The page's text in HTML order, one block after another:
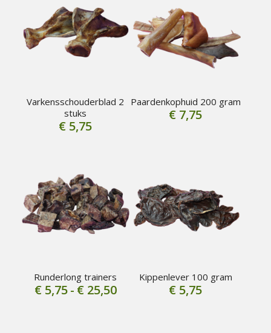
Varkensschouderblad 2
stuks
€ 5,75
Paardenkophuid 200 gram
€ 7,75
Runderlong trainers
€5,75 - €25,50Prijsklasse:
Kippenlever 100 gram
€ 5,75